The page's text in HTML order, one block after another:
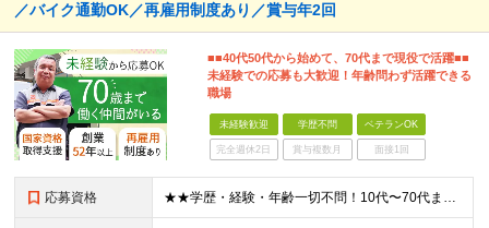
／バイク通勤OK／再雇用制度あり／賞与年2回
■■40代50代から始めて、70代まで現役で活躍■■
未経験での応募も大歓迎！年齢問わず活躍できる
職場
未経験歓迎 学歴不問 ベテランOK
完全週休2日 賞与複数月 面接1回
応募資格 ★★学歴・経験・年齢一切不問！10代〜70代まで活躍中★★ ■未経験歓迎 ■第二新卒歓迎・ブランクOK 人物重視の採用です！元気な挨拶ができる方、安定した環境で長く働きたい方を歓迎します。